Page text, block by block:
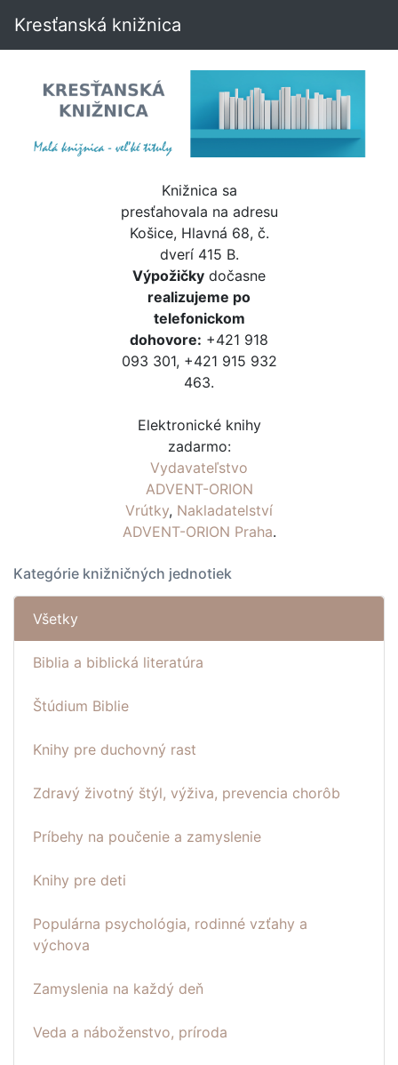
Kresťanská knižnica
Knižnica sa
presťahovala na adresu
Košice, Hlavná 68, č.
dverí 415 B.
Výpožičky dočasne
realizujeme po
telefonickom
dohovore: +421 918
093 301, +421 915 932
463.
Elektronické knihy
zadarmo:
Vydavateľstvo
ADVENT-ORION
Vrútky, Nakladatelství
ADVENT-ORION Praha.
Kategórie knižničných jednotiek
Všetky
Biblia a biblická literatúra
Štúdium Biblie
Knihy pre duchovný rast
Zdravý životný štýl, výživa, prevencia chorôb
Príbehy na poučenie a zamyslenie
Knihy pre deti
Populárna psychológia, rodinné vzťahy a
výchova
Zamyslenia na každý deň
Veda a náboženstvo, príroda